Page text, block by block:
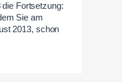
die Fortsetzung:
Sie am
2013, schon